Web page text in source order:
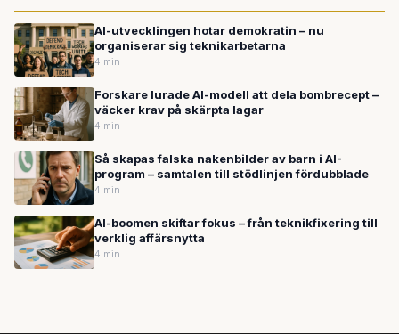
AI-utvecklingen hotar demokratin – nu
organiserar sig teknikarbetarna
4 min
Forskare lurade AI-modell att dela bombrecept –
väcker krav på skärpta lagar
4 min
Så skapas falska nakenbilder av barn i AI-
program – samtalen till stödlinjen fördubblade
4 min
AI-boomen skiftar fokus – från teknikfixering till
verklig affärsnytta
4 min